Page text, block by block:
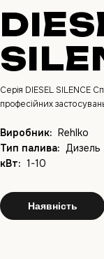
Серія DIESEL SILENCE
професійних
Виробник: Rehlko
Тип палива: Дизель
кВт: 1-10
Наявність